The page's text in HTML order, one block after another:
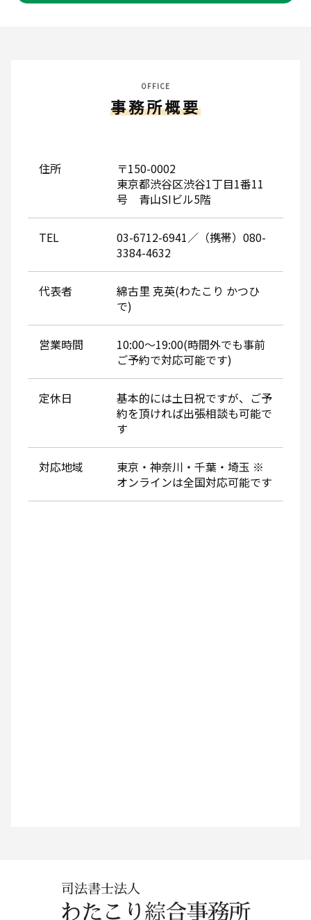
OFFICE
事務所概要
住所
〒150-0002
東京都渋谷区渋谷1丁目1番11
号 青山SIビル5階
TEL
03-6712-6941／（携帯）080-
3384-4632
代表者
綿古里 克英(わたこり かつひ
で)
営業時間
10:00～19:00(時間外でも事前
ご予約で対応可能です)
定休日
基本的には土日祝ですが、ご予
約を頂ければ出張相談も可能で
す
対応地域
東京・神奈川・千葉・埼玉 ※
オンラインは全国対応可能です